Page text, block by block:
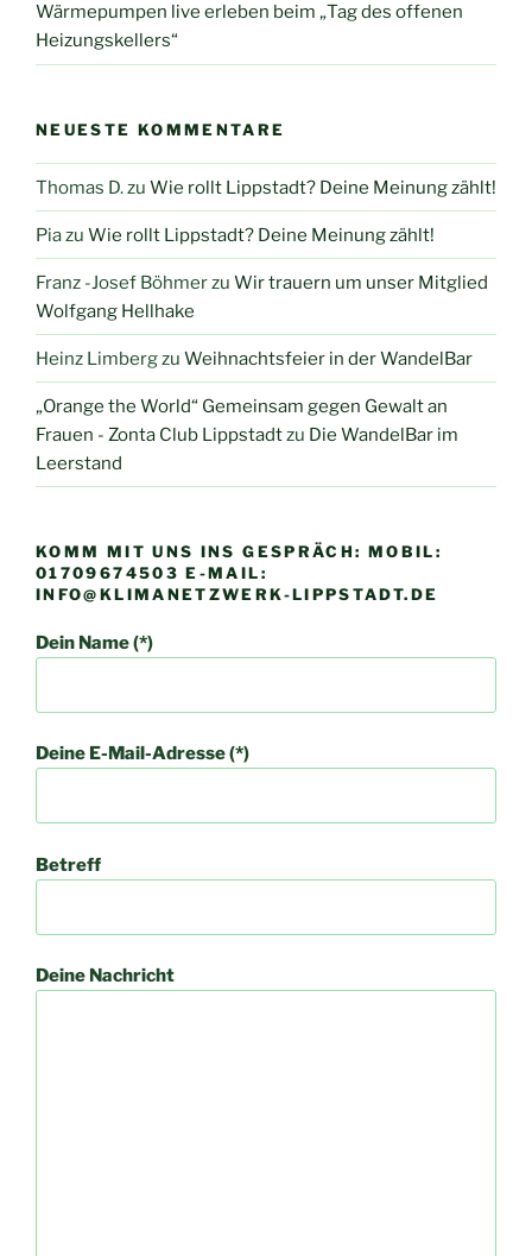
Wärmepumpen live erleben beim „Tag des offenen
Heizungskellers“
NEUESTE KOMMENTARE
Thomas D.zu Wie rollt Lippstadt? Deine Meinung zählt!
Piazu Wie rollt Lippstadt? Deine Meinung zählt!
Franz -Josef Böhmerzu Wir trauern um unser Mitglied
Wolfgang Hellhake
Heinz Limbergzu Weihnachtsfeier in der WandelBar
„Orange the World“ Gemeinsam gegen Gewalt an
Frauen - Zonta Club Lippstadtzu Die WandelBar im
Leerstand
KOMM MIT UNS INS GESPRÄCH: MOBIL:
01709674503 E-MAIL:
INFO@KLIMANETZWERK-LIPPSTADT.DE
Dein Name (*)
Deine E-Mail-Adresse (*)
Betreff
Deine Nachricht